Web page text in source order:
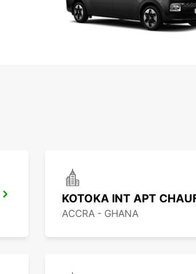
ACCRA - GHANA